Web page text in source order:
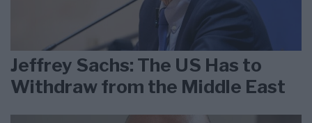
Jeffrey Sachs: The US Has to
Withdraw from the Middle East